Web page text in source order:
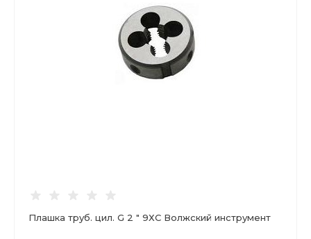
Плашка труб. цил. G 2 " 9ХС Волжский инструмент